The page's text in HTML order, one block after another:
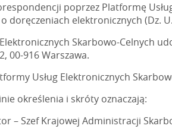
poprzez Platformę
doręczeniach elektronicznych (Dz.
Skarbowo-Celnych
00-916 Warszawa.
Usług Elektronicznych
określenia i skróty oznaczają:
– Szef Krajowej Administracji